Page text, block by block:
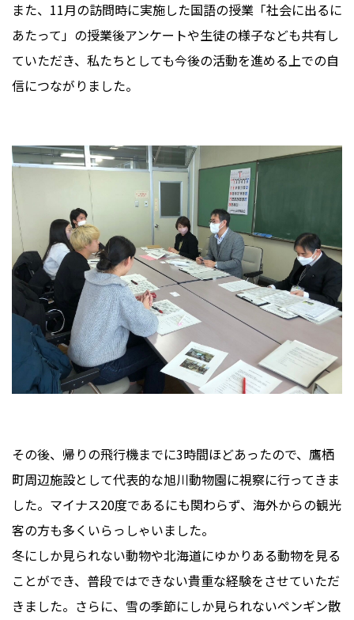
また、11月の訪問時に実施した国語の授業「社会に出るに
あたって」の授業後アンケートや生徒の様子なども共有し
ていただき、私たちとしても今後の活動を進める上での自
信につながりました。
その後、帰りの飛行機までに3時間ほどあったので、鷹栖
町周辺施設として代表的な旭川動物園に視察に行ってきま
した。マイナス20度であるにも関わらず、海外からの観光
客の方も多くいらっしゃいました。
冬にしか見られない動物や北海道にゆかりある動物を見る
ことができ、普段ではできない貴重な経験をさせていただ
きました。さらに、雪の季節にしか見られないペンギン散